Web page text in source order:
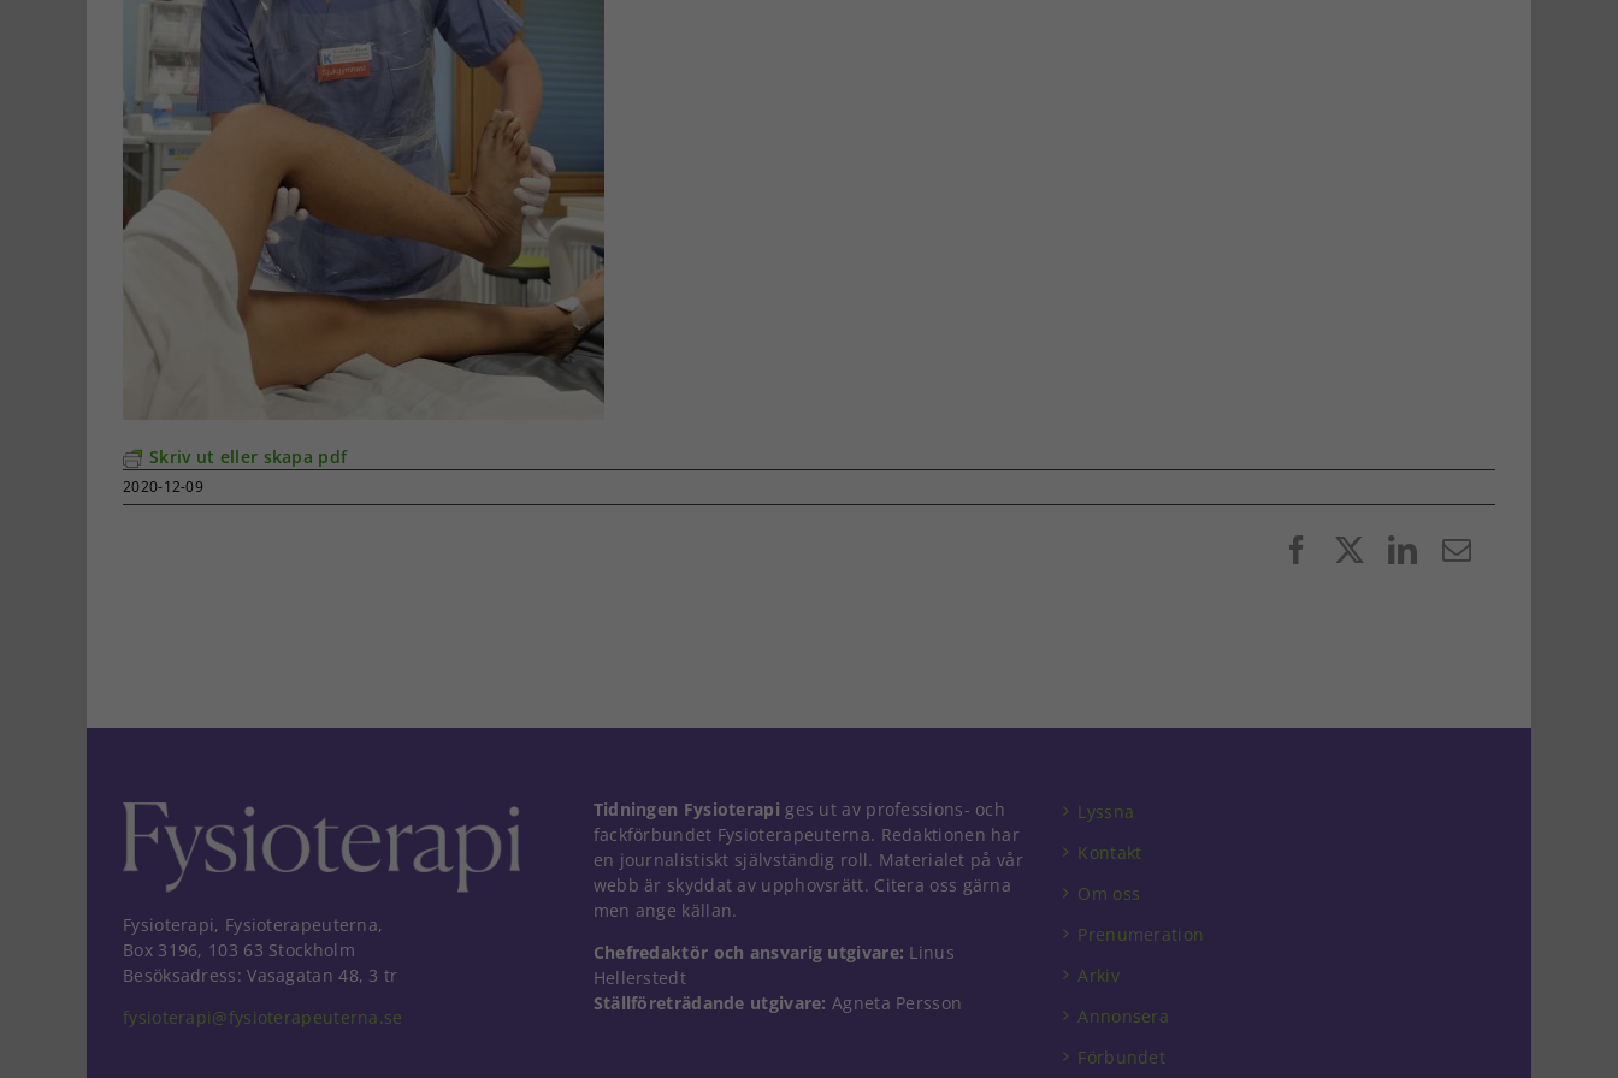
Skriv ut eller skapa pdf
2020-12-09
FacebookLinkedIn
E-
Fysioterapi, Fysioterapeuterna,
Box 3196, 103 63 Stockholm
Besöksadress: Vasagatan 48, 3 tr
fysioterapi@fysioterapeuterna.se
Tidningen Fysioterapi ges ut av professions- och
fackförbundet Fysioterapeuterna. Redaktionen har
en journalistiskt självständig roll. Materialet på vår
webb är skyddat av upphovsrätt. Citera oss gärna
men ange källan.
Chefredaktör och ansvarig utgivare: Linus
Hellerstedt
Ställföreträdande utgivare: Agneta Persson
Lyssna
Kontakt
Om oss
Prenumeration
Arkiv
Annonsera
Förbundet
Nödvändiga
Dessa kakor
går inte att
välja bort. De
behövs för
taget ska